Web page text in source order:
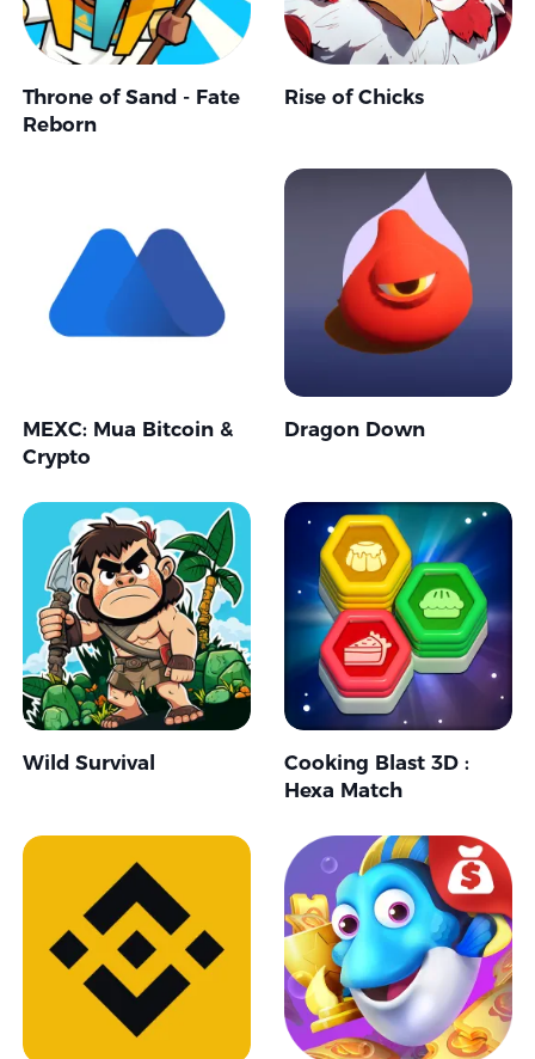
Throne of Sand - Fate
Reborn
Rise of Chicks
MEXC: Mua Bitcoin &
Crypto
Dragon Down
Wild Survival
Cooking Blast 3D :
Hexa Match